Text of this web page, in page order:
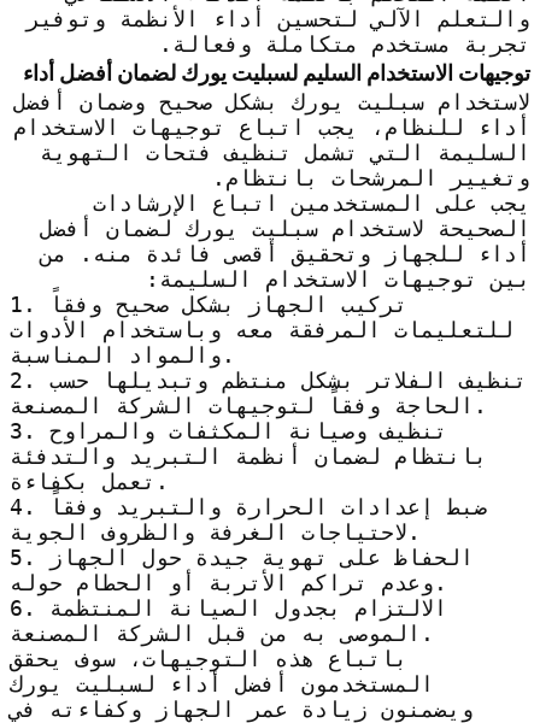
والتعلم الآلي لتحسين أداء الأنظمة وتوفير
تجربة مستخدم متكاملة وفعالة.
توجيهات الاستخدام السليم لسبليت يورك لضمان أفضل أداء
لاستخدام سبليت يورك بشكل صحيح وضمان أفضل
أداء للنظام، يجب اتباع توجيهات الاستخدام
السليمة التي تشمل تنظيف فتحات التهوية
وتغيير المرشحات بانتظام.
يجب على المستخدمين اتباع الإرشادات
الصحيحة لاستخدام سبليت يورك لضمان أفضل
أداء للجهاز وتحقيق أقصى فائدة منه. من
بين توجيهات الاستخدام السليمة:
1. تركيب الجهاز بشكل صحيح وفقاً
للتعليمات المرفقة معه وباستخدام الأدوات
والمواد المناسبة.
2. تنظيف الفلاتر بشكل منتظم وتبديلها حسب
الحاجة وفقاً لتوجيهات الشركة المصنعة.
3. تنظيف وصيانة المكثفات والمراوح
بانتظام لضمان أنظمة التبريد والتدفئة
تعمل بكفاءة.
4. ضبط إعدادات الحرارة والتبريد وفقاً
لاحتياجات الغرفة والظروف الجوية.
5. الحفاظ على تهوية جيدة حول الجهاز
وعدم تراكم الأتربة أو الحطام حوله.
6. الالتزام بجدول الصيانة المنتظمة
الموصى به من قبل الشركة المصنعة.
باتباع هذه التوجيهات، سوف يحقق
المستخدمون أفضل أداء لسبليت يورك
ويضمنون زيادة عمر الجهاز وكفاءته في